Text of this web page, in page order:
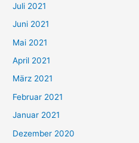
a
c
h
:
Juli 2021
Juni 2021
Mai 2021
April 2021
März 2021
Februar 2021
Januar 2021
Dezember 2020